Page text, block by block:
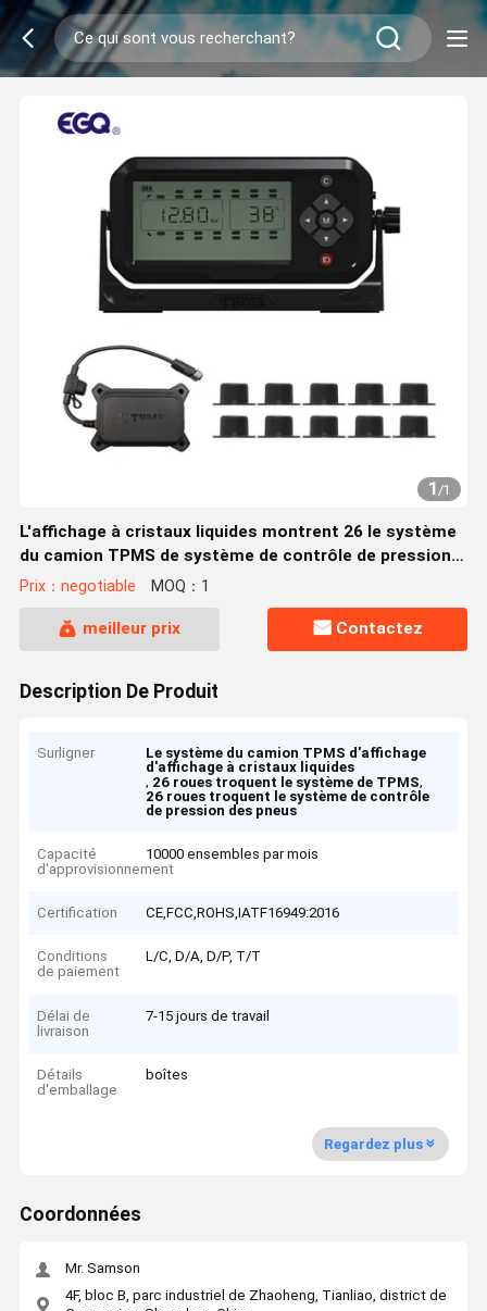
1/1
L'affichage à cristaux liquides montrent 26 le système
du camion TPMS de système de contrôle de pression
des pneus de camion de roues
Prix：negotiable MOQ：1
meilleur prix Contactez
Description De Produit
Surligner
Le système du camion TPMS d'affichage
d'affichage à cristaux liquides
, 26 roues troquent le système de TPMS,
26 roues troquent le système de contrôle
de pression des pneus
Capacité
d'approvisionnement
10000 ensembles par mois
Certification CE,FCC,ROHS,IATF16949:2016
Conditions
de paiement
L/C, D/A, D/P, T/T
Délai de
livraison
7-15 jours de travail
Détails
d'emballage
boîtes
Regardez plus
Coordonnées
Mr. Samson
4F, bloc B, parc industriel de Zhaoheng, Tianliao, district de